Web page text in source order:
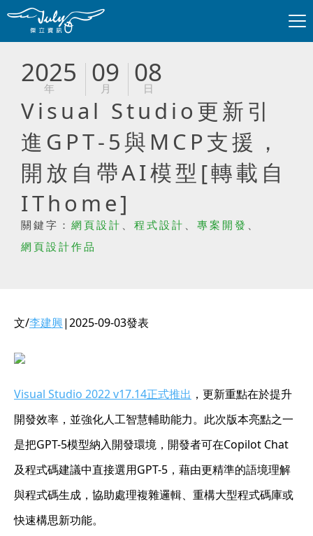
2025
年 09
月 08
日
Visual Studio更新引
進GPT‑5與MCP支援，
開放自帶AI模型[轉載自
IThome]
關鍵字： 網頁設計 、 程式設計 、 專案開發 、
網頁設計作品
文/李建興|2025-09-03發表
Visual Studio 2022 v17.14正式推出 ，更新重點在於提升
開發效率，並強化人工智慧輔助能力。此次版本亮點之一
是把GPT-5模型納入開發環境，開發者可在Copilot Chat
及程式碼建議中直接選用GPT-5，藉由更精準的語境理解
與程式碼生成，協助處理複雜邏輯、重構大型程式碼庫或
快速構思新功能。